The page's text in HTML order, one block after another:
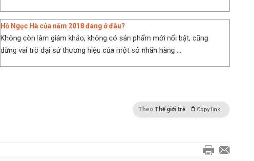
Hồ Ngọc Hà của năm 2018 đang ở đâu?
Không còn làm giám khảo, không có sản phẩm mới nổi bật, cũng
dừng vai trò đại sứ thương hiệu của một số nhãn hàng ...
Theo Thế giới trẻ Copy link